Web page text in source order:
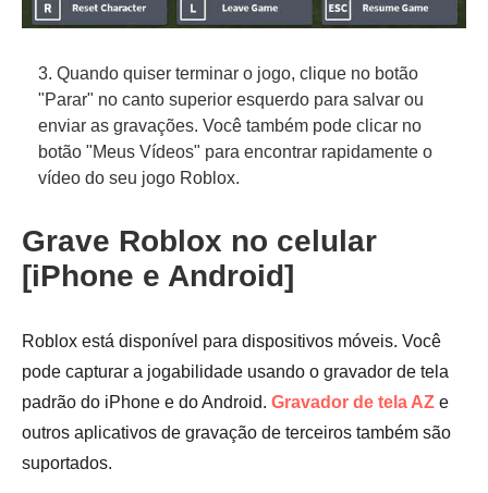
3. Quando quiser terminar o jogo, clique no botão
"Parar" no canto superior esquerdo para salvar ou
enviar as gravações. Você também pode clicar no
botão "Meus Vídeos" para encontrar rapidamente o
vídeo do seu jogo Roblox.
Grave Roblox no celular
[iPhone e Android]
Roblox está disponível para dispositivos móveis. Você
pode capturar a jogabilidade usando o gravador de tela
padrão do iPhone e do Android. Gravador de tela AZ e
outros aplicativos de gravação de terceiros também são
suportados.